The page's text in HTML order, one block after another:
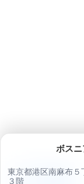
ボス
東京都港区南麻布
３階アプリで見る